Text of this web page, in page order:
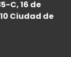
C, 16 de
Ciudad de